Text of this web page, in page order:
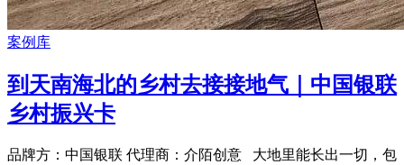
案例库
到天南海北的乡村去接接地气｜中国银联
乡村振兴卡
品牌方：中国银联 代理商：介陌创意 大地里能长出一切，包